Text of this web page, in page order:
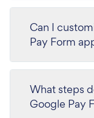
Can I
Pay Form
What steps
Google Pay